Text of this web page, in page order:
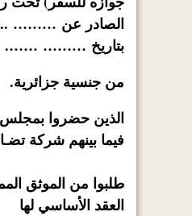
الصادر عن ………
بتاريخ ………
…….
من جنسية جزائرية.
الذين حضروا بمجلس
فيما بينهم شركة
طلبوا من الموثق
العقد الأساسي لها